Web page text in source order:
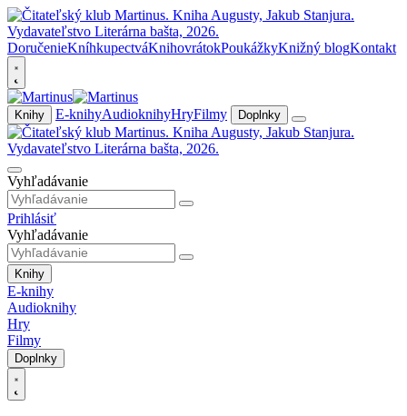
DoručenieKníhkupectváKnihovrátokPoukážkyKnižný blogKontakt
Knihy E-knihyAudioknihyHryFilmy Doplnky
Vyhľadávanie
Prihlásiť
Vyhľadávanie
Knihy
E-knihy
Audioknihy
Hry
Filmy
Doplnky